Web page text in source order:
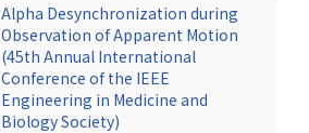
Alpha Desynchronization during
Observation of Apparent Motion
(45th Annual International
Conference of the IEEE
Engineering in Medicine and
Biology Society)